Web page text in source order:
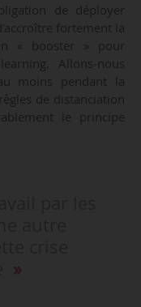
de déployer
fortement la
« booster » pour
Allons-nous
moins pendant la
de distanciation
le principe